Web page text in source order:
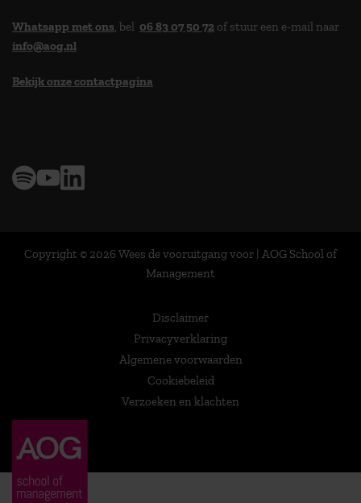
Whatsapp met ons, bel 06 83 07 50 72 of stuur een e-mail naar
info@aog.nl
Bekijk onze contactpagina
Copyright © 2026 Wees de vooruitgang voor | AOG School of
Management
Disclaimer
Privacyverklaring
Algemene voorwaarden
Cookiebeleid
Verzoeken en klachten